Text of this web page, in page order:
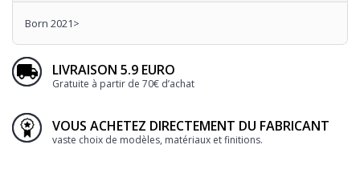
Born 2021>
LIVRAISON 5.9 EURO
Gratuite à partir de 70€ d’achat
VOUS ACHETEZ DIRECTEMENT DU FABRICANT
vaste choix de modèles, matériaux et finitions.